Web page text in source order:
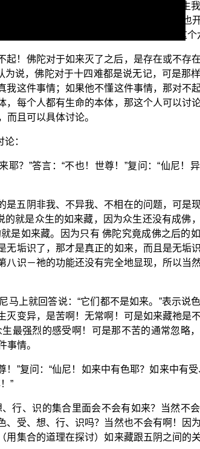
个我，可是这个我是众生我；可这个众生
道什么是如来，只是他不是非常清楚；他也
这个大乘法，这个大乘法的观行法门，这个
！佛陀对于如来灭了之后，是存在或不存
说，佛陀对于十四难都是说无记，可是那
这件事情；如果他不懂这件事情，那对不
每个人都有生命的本体，那这个人可以讨
且可以具体讨论。
：
？”答言：“不也！世尊！”复问：“仙尼！
五阴非我、不异我、不相在的问题，可是
就是众生的如来藏，因为众生还没有成佛
是如来藏。因为只有 佛陀究竟成佛之后的
垢识了，那才是真正的如来，而且是无垢
识－祂的功能还没有完全地显现，所以当
上就回答说：“它们都不是如来。”表示说
变异，是苦啊！无常啊！可是如来藏祂是
最强烈的感受啊！可是那不苦的通常忽略
事情。
”复问：“仙尼！如来中有色耶？如来中有
”
行、识的集合里面会不会有如来？当然不会
受、想、行、识吗？当然也不会有啊！因
集合的道理在探讨）如来藏跟五阴之间的